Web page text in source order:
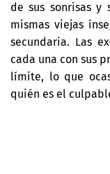
de sus sonrisas y
mismas viejas
secundaria. Las
cada una con sus
límite, lo que
quién es el